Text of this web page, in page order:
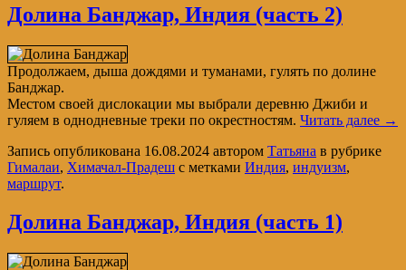
Долина Банджар, Индия (часть 2)
Продолжаем, дыша дождями и туманами, гулять по долине
Банджар.
Местом своей дислокации мы выбрали деревню Джиби и
гуляем в однодневные треки по окрестностям. Читать далее →
Запись опубликована 16.08.2024 автором Татьяна в рубрике
Гималаи, Химачал-Прадеш с метками Индия, индуизм,
маршрут.
Долина Банджар, Индия (часть 1)